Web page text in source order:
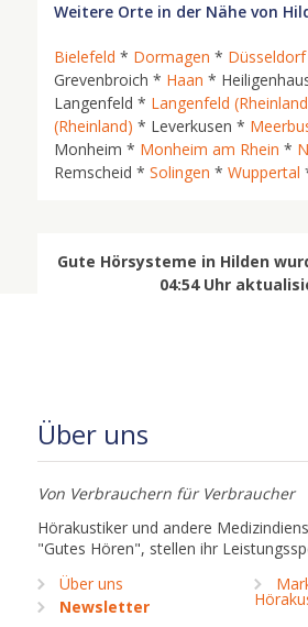
Weitere Orte in der Nähe von
Bielefeld * Dormagen * Düsseldorf
Grevenbroich * Haan *
Langenfeld * Langenfeld
(Rheinland) * Leverkusen *
Monheim * Monheim am Rhein *
Remscheid * Solingen * Wuppertal
Gute Hörsysteme in Hilden
04:54 Uhr
Über uns
Von Verbrauchern für Verbraucher
Hörakustiker und andere
"Gutes Hören", stellen ihr
Über uns
Newsletter